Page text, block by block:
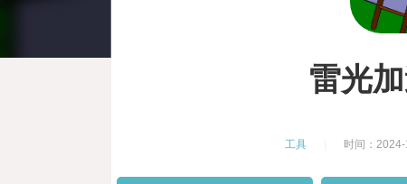
雷光
工具 时间：